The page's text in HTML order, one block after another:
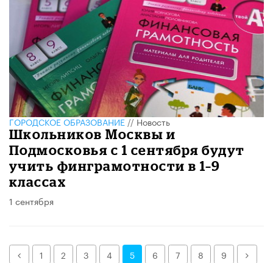
ГОРОДСКОЕ ОБРАЗОВАНИЕ//Новость
Школьников Москвы и
Подмосковья с 1 сентября будут
учить финграмотности в 1–9
классах
1 сентября
Назад1 2 3 4 5 6 7 8 9 Далее